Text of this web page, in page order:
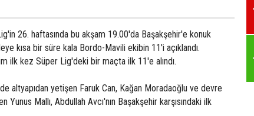
26. haftasında bu akşam 19.00'da Başakşehir'e konuk
kısa bir süre kala Bordo-Mavili ekibin 11'i açıklandı.
ilk kez Süper Lig'deki bir maçta ilk 11'e alındı.
altyapıdan yetişen Faruk Can, Kağan Moradaoğlu ve devre
Yunus Mallı, Abdullah Avcı'nın Başakşehir karşısındaki ilk